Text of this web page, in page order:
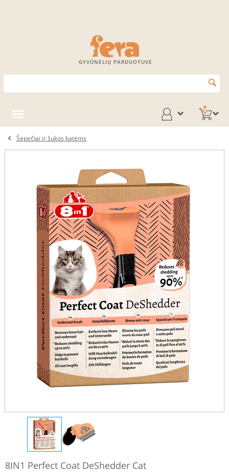
GYVŪNĖLIŲ PARDUOTUVĖ
0
Šepečiai ir šukos katėms
8IN1 Perfect Coat DeShedder Cat